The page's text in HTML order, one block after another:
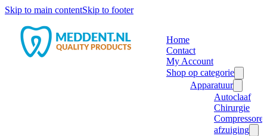
Skip to main contentSkip to footer
Home
Contact
My Account
Shop op categorie
Apparatuur
Autoclaaf
Chirurgie
afzuiging